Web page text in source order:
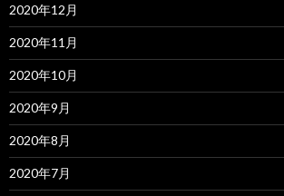
2020年12月
2020年11月
2020年10月
2020年9月
2020年8月
2020年7月